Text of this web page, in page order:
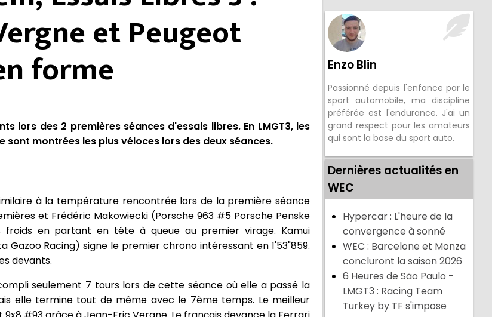
et Peugeot
forme
lors des 2 premières séances d'essais libres. En LMGT3, les
sont montrées les plus véloces lors des deux séances.
à la température rencontrée lors de la première séance
et Frédéric Makowiecki (Porsche 963 #5 Porsche Penske
en partant en tête à queue au premier virage. Kamui
Gazoo Racing) signe le premier chrono intéressant en 1'53"859.
devants.
seulement 7 tours lors de cette séance où elle a passé la
elle termine tout de même avec le 7ème temps. Le meilleur
Enzo Blin
Passionné depuis l'enfance par le
sport automobile, ma discipline
préférée est l'endurance. J'ai un
grand respect pour les amateurs
qui sont la base du sport auto.
Dernières actualités en
WEC
Hypercar : L'heure de la
convergence à sonné
WEC : Barcelone et Monza
concluront la saison 2026
6 Heures de São Paulo -
LMGT3 : Racing Team
Turkey by TF s'impose